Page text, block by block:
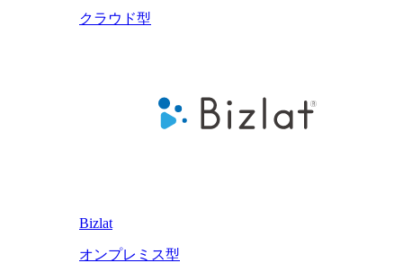
クラウド型
Bizlat
オンプレミス型